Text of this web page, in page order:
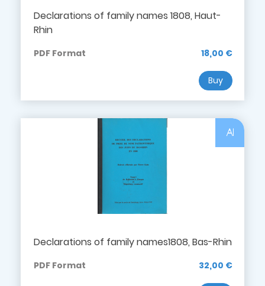
Declarations of family names 1808, Haut-
Rhin
PDF Format 18,00 €
Buy
Al
Declarations of family names1808, Bas-Rhin
PDF Format 32,00 €